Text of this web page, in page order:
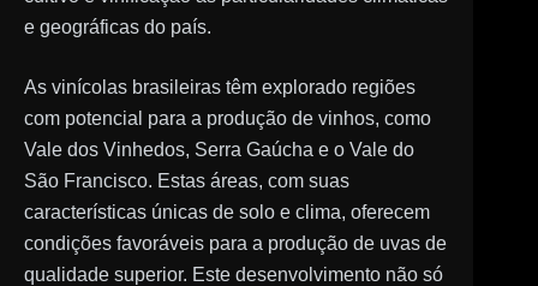
e geográficas do país.
As vinícolas brasileiras têm explorado regiões
com potencial para a produção de vinhos, como
Vale dos Vinhedos, Serra Gaúcha e o Vale do
São Francisco. Estas áreas, com suas
características únicas de solo e clima, oferecem
condições favoráveis para a produção de uvas de
qualidade superior. Este desenvolvimento não só